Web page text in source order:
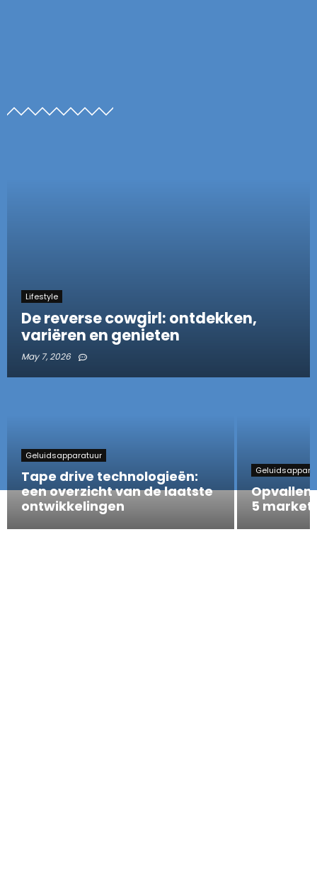
Lifestyle
De reverse cowgirl: ontdekken,
variëren en genieten
May 7, 2026
Geluidsapparatuur
Tape drive technologieën:
een overzicht van de laatste
ontwikkelingen
Opvallen
5